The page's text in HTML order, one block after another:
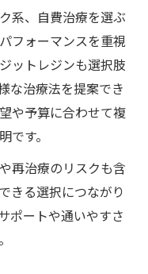
系、自費治療を選ぶ
フォーマンスを重視
ットレジンも選択肢
な治療法を提案でき
や予算に合わせて複
す。
再治療のリスクも含
きる選択につながり
ポートや通いやすさ